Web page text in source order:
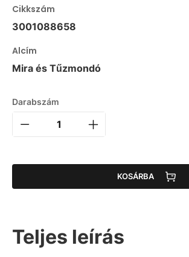
Cikkszám
3001088658
Alcím
Mira és Tűzmondó
Darabszám
KOSÁRBA
Teljes leírás